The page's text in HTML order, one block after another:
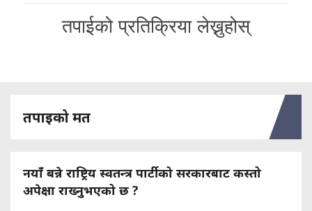
तपाईको प्रतिक्रिया लेख्नुहोस्
तपाइको मत
नयाँ बन्ने राष्ट्रिय स्वतन्त्र पार्टीको सरकारबाट कस्तो
अपेक्षा राख्नुभएको छ ?